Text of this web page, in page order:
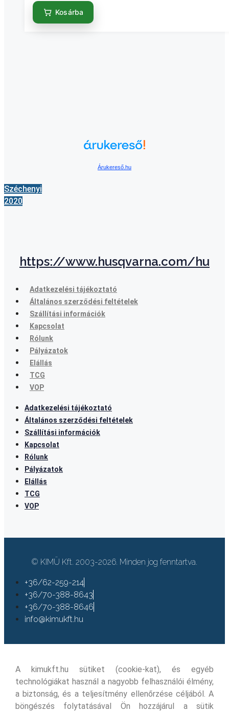
Kosárba
Árukereső.hu
Széchenyi
2020
https://www.husqvarna.com/hu
Adatkezelési tájékoztató
Általános szerződési feltételek
Szállítási információk
Kapcsolat
Rólunk
Pályázatok
Elállás
TCG
VOP
Adatkezelési tájékoztató
Általános szerződési feltételek
Szállítási információk
Kapcsolat
Rólunk
Pályázatok
Elállás
TCG
VOP
© KIMÜ Kft. 2003-2026. Minden jog fenntartva.
+36/62-259-214
+36/70-388-8643
+36/70-388-8646
info@kimukft.hu
A kimukft.hu sütiket (cookie-kat), és egyéb
technológiákat használ a nagyobb felhasználói élmény,
a biztonság, és a teljesítmény ellenőrzése céljából. A
böngészés folytatásával Ön hozzájárul a sütik